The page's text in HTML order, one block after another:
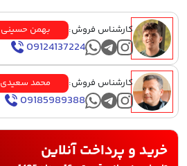
کارشناس فروش: بهمن حسینی
09124137224
کارشناس فروش: محمد سعیدی
09185989388
خرید و پرداخت آنلاین